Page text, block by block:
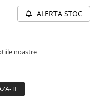
ALERTA STOC
noastre